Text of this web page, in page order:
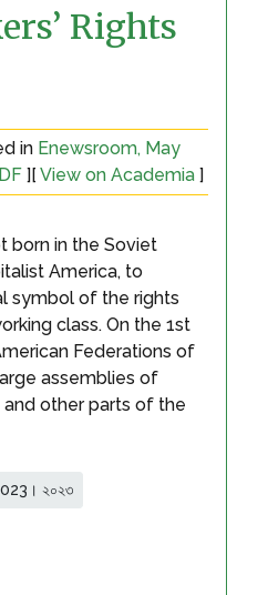
Rights
in Enewsroom, May
][ View on Academia ]
born in the Soviet
America, to
symbol of the rights
class. On the 1st
Federations of
assemblies of
and other parts of the
২০২৩